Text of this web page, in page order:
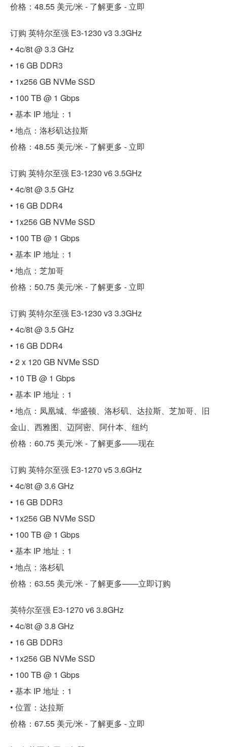
价格：48.55 美元/米 - 了解更多 - 立即
订购 英特尔至强 E3-1230 v3 3.3GHz
• 4c/8t @ 3.3 GHz
• 16 GB DDR3
• 1x256 GB NVMe SSD
• 100 TB @ 1 Gbps
• 基本 IP 地址：1
• 地点：洛杉矶达拉斯
价格：48.55 美元/米 - 了解更多 - 立即
订购 英特尔至强 E3-1230 v6 3.5GHz
• 4c/8t @ 3.5 GHz
• 16 GB DDR4
• 1x256 GB NVMe SSD
• 100 TB @ 1 Gbps
• 基本 IP 地址：1
• 地点：芝加哥
价格：50.75 美元/米 - 了解更多 - 立即
订购 英特尔至强 E3-1230 v3 3.3GHz
• 4c/8t @ 3.5 GHz
• 16 GB DDR4
• 2 x 120 GB NVMe SSD
• 10 TB @ 1 Gbps
• 基本 IP 地址：1
• 地点：凤凰城、华盛顿、洛杉矶、达拉斯、芝加哥、旧
金山、西雅图、迈阿密、阿什本、纽约
价格：60.75 美元/米 - 了解更多——现在
订购 英特尔至强 E3-1270 v5 3.6GHz
• 4c/8t @ 3.6 GHz
• 16 GB DDR3
• 1x256 GB NVMe SSD
• 100 TB @ 1 Gbps
• 基本 IP 地址：1
• 地点：洛杉矶
价格：63.55 美元/米 - 了解更多——立即订购
英特尔至强 E3-1270 v6 3.8GHz
• 4c/8t @ 3.8 GHz
• 16 GB DDR3
• 1x256 GB NVMe SSD
• 100 TB @ 1 Gbps
• 基本 IP 地址：1
• 位置：达拉斯
价格：67.55 美元/米 - 了解更多 - 立即